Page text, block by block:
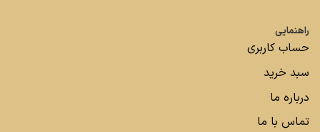
راهنمایی
حساب کاربری
سبد خرید
درباره ما
تماس با ما